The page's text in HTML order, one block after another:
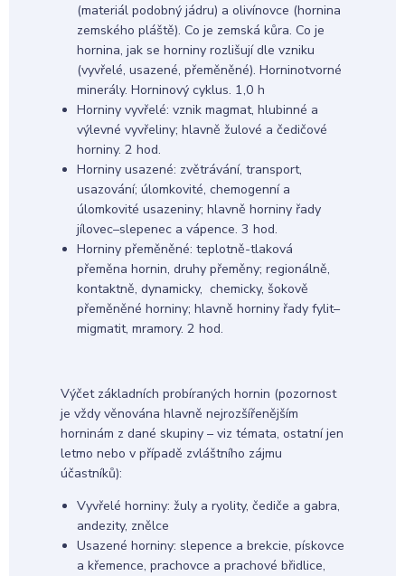
(materiál podobný jádru) a olivínovce (hornina
zemského pláště). Co je zemská kůra. Co je
hornina, jak se horniny rozlišují dle vzniku
(vyvřelé, usazené, přeměněné). Horninotvorné
minerály. Horninový cyklus. 1,0 h
Horniny vyvřelé: vznik magmat, hlubinné a
výlevné vyvřeliny; hlavně žulové a čedičové
horniny. 2 hod.
Horniny usazené: zvětrávání, transport,
usazování; úlomkovité, chemogenní a
úlomkovité usazeniny; hlavně horniny řady
jílovec–slepenec a vápence. 3 hod.
Horniny přeměněné: teplotně-tlaková
přeměna hornin, druhy přeměny; regionálně,
kontaktně, dynamicky, chemicky, šokově
přeměněné horniny; hlavně horniny řady fylit–
migmatit, mramory. 2 hod.
Výčet základních probíraných hornin (pozornost
je vždy věnována hlavně nejrozšířenějším
horninám z dané skupiny – viz témata, ostatní jen
letmo nebo v případě zvláštního zájmu
účastníků):
Vyvřelé horniny: žuly a ryolity, čediče a gabra,
andezity, znělce
Usazené horniny: slepence a brekcie, pískovce
a křemence, prachovce a prachové břidlice,